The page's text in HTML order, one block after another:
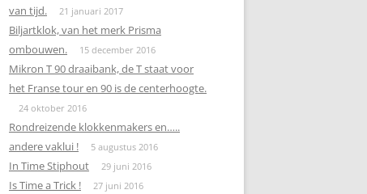
van tijd.
21 januari 2017
Biljartklok, van het merk Prisma
ombouwen.
15 december 2016
Mikron T 90 draaibank, de T staat voor
het Franse tour en 90 is de centerhoogte.
24 oktober 2016
Rondreizende klokkenmakers en…..
andere vaklui !
5 augustus 2016
In Time Stiphout 29 juni 2016
Is Time a Trick ! 27 juni 2016